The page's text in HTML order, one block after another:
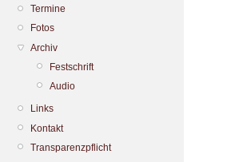
Termine
Fotos
Archiv
Festschrift
Audio
Links
Kontakt
Transparenzpflicht